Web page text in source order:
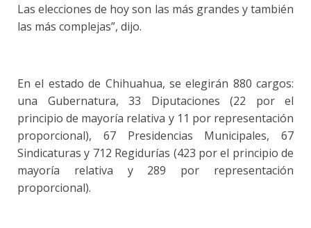
Las elecciones de hoy son las más grandes y también
las más complejas”, dijo.
En el estado de Chihuahua, se elegirán 880 cargos:
una Gubernatura, 33 Diputaciones (22 por el
principio de mayoría relativa y 11 por representación
proporcional), 67 Presidencias Municipales, 67
Sindicaturas y 712 Regidurías (423 por el principio de
mayoría relativa y 289 por representación
proporcional).